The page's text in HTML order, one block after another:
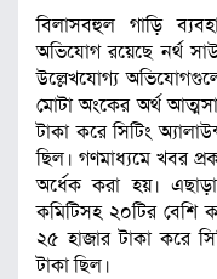
বিলাসবহুল গাড়ি
অভিযোগ রয়েছে নর্থ
উল্লেখযোগ্য
মোটা অংকের অর্থ
টাকা করে সিটিং
ছিল। গণমাধ্যমে খবর
অর্ধেক করা হয়।
কমিটিসহ ২০টির বেশি
২৫ হাজার টাকা করে
টাকা ছিল।